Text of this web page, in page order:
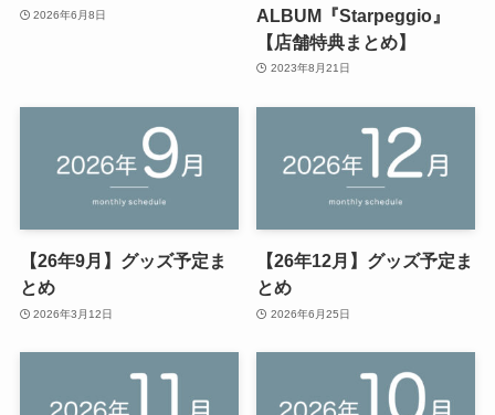
2026年6月8日
ALBUM『Starpeggio』
【店舗特典まとめ】
2023年8月21日
【26年9月】グッズ予定ま
とめ
2026年3月12日
【26年12月】グッズ予定ま
とめ
2026年6月25日